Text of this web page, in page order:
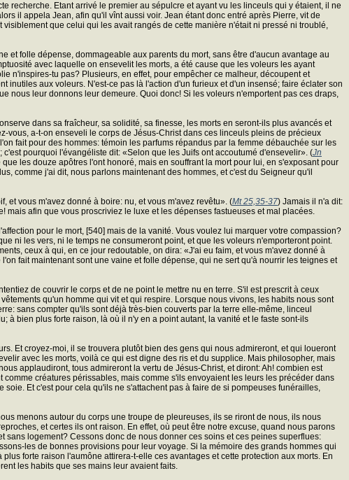
recherche. Etant arrivé le premier au sépulcre et ayant vu les linceuls qui y étaient, il ne
il appela Jean, afin qu'il vînt aussi voir. Jean étant donc entré après Pierre, vit de
que celui qui les avait rangés de cette manière n'était ni pressé ni troublé,
et folle dépense, dommageable aux parents du mort, sans être d'aucun avantage au
avec laquelle on ensevelit les morts, a été cause que les voleurs les ayant
n'inspires-tu pas? Plusieurs, en effet, pour empêcher ce malheur, découpent et
aux voleurs. N'est-ce pas là l'action d'un furieux et d'un insensé; faire éclater son
nous leur donnons leur demeure. Quoi donc! Si les voleurs n'emportent pas ces draps,
dans sa fraîcheur, sa solidité, sa finesse, les morts en seront-ils plus avancés et
vous, a-t-on enseveli le corps de Jésus-Christ dans ces linceuls pleins de précieux
fait pour des hommes: témoin les parfums répandus par la femme débauchée sur les
pourquoi l'évangéliste dit: «Selon que les Juifs ont accoutumé d'ensevelir». (Jn
les douze apôtres l'ont honoré, mais en souffrant la mort pour lui, en s'exposant pour
comme j'ai dit, nous parlons maintenant des hommes, et c'est du Seigneur qu'il
et vous m'avez donné à boire: nu, et vous m'avez revêtu». (Mt 25,35-37) Jamais il n'a dit:
mais afin que vous proscriviez le luxe et les dépenses fastueuses et mal placées.
pour le mort, [540] mais de la vanité. Vous voulez lui marquer votre compassion?
ni les vers, ni le temps ne consumeront point, et que les voleurs n'emporteront point.
ceux à qui, en ce jour redoutable, on dira: «J'ai eu faim, et vous m'avez donné à
fait maintenant sont une vaine et folle dépense, qui ne sert qu'à nourrir les teignes et
de couvrir le corps et de ne point le mettre nu en terre. S'il est prescrit à ceux
qu'un homme qui vit et qui respire. Lorsque nous vivons, les habits nous sont
sans compter qu'ils sont déjà très-bien couverts par la terre elle-même, linceul
à bien plus forte raison, là où il n'y en a point autant, la vanité et le faste sont-ils
Et croyez-moi, il se trouvera plutôt bien des gens qui nous admireront, et qui loueront
avec les morts, voilà ce qui est digne des ris et du supplice. Mais philosopher, mais
applaudiront, tous admireront la vertu de Jésus-Christ, et diront: Ah! combien est
créatures périssables, mais comme s'ils envoyaient les leurs les précéder dans
Et c'est pour cela qu'ils ne s'attachent pas à faire de si pompeuses funérailles,
menons autour du corps une troupe de pleureuses, ils se riront de nous, ils nous
et certes ils ont raison. En effet, où peut être notre excuse, quand nous parons
logement? Cessons donc de nous donner ces soins et ces peines superflues:
les de bonnes provisions pour leur voyage. Si la mémoire des grands hommes qui
plus forte raison l'aumône attirera-t-elle ces avantages et cette protection aux morts. En
les habits que ses mains leur avaient faits.